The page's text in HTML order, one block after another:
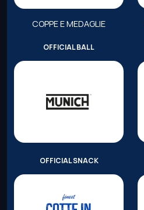
COPPE E MEDAGLIE
OFFICIAL BALL
OFFICIAL SNACK